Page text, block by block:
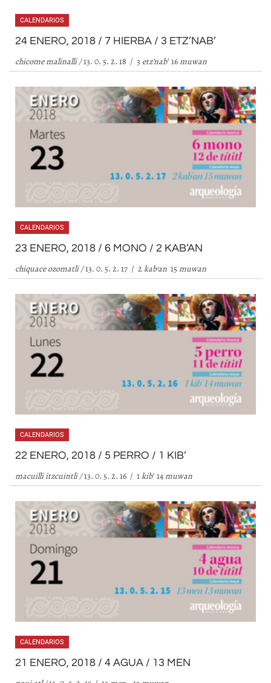
CALENDARIOS
24 ENERO, 2018 / 7 HIERBA / 3 ETZ’NAB’
chicome malinalli /13. 0. 5. 2. 18 / 3 etz’nab’16muwan
CALENDARIOS
23 ENERO, 2018 / 6 MONO / 2 KAB’AN
chiquace ozomatli /13. 0. 5. 2. 17 / 2kab’an 15muwan
CALENDARIOS
22 ENERO, 2018 / 5 PERRO / 1 KIB’
macuilli itzcuintli /13. 0. 5. 2. 16 / 1kib’14muwan
CALENDARIOS
21 ENERO, 2018 / 4 AGUA / 13 MEN